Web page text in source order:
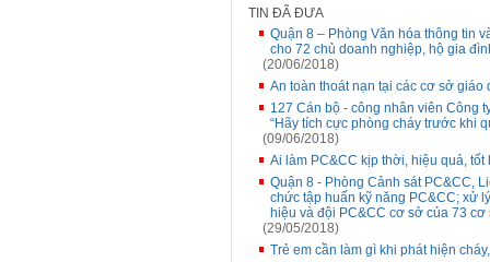
TIN ĐÃ ĐƯA
Quận 8 – Phòng Văn hóa thông tin
cho 72 chủ doanh nghiệp, hộ gia
(20/06/2018)
An toàn thoát nạn tại các cơ sở giáo
127 Cán bộ - công nhân viên Công
“Hãy tích cực phòng cháy trước khi
(09/06/2018)
Ai làm PC&CC kịp thời, hiệu quả, tốt
Quận 8 - Phòng Cảnh sát PC&CC,
chức tập huấn kỹ năng PC&CC; xử
hiệu và đội PC&CC cơ sở của 73
(29/05/2018)
Trẻ em cần làm gì khi phát hiện